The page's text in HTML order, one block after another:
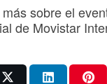
sobre el
de Movistar